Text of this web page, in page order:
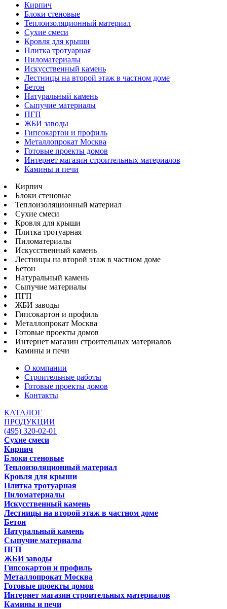
Кирпич
Блоки стеновые
Теплоизоляционный материал
Сухие смеси
Кровля для крыши
Плитка тротуарная
Пиломатериалы
Искусственный камень
Лестницы на второй этаж в частном доме
Бетон
Натуральный камень
Сыпучие материалы
ПГП
ЖБИ заводы
Гипсокартон и профиль
Металлопрокат Москва
Готовые проекты домов
Интернет магазин строительных материалов
Камины и печи
Кирпич
Блоки стеновые
Теплоизоляционный материал
Сухие смеси
Кровля для крыши
Плитка тротуарная
Пиломатериалы
Искусственный камень
Лестницы на второй этаж в частном доме
Бетон
Натуральный камень
Сыпучие материалы
ПГП
ЖБИ заводы
Гипсокартон и профиль
Металлопрокат Москва
Готовые проекты домов
Интернет магазин строительных материалов
Камины и печи
О компании
Строительные работы
Готовые проекты домов
Контакты
КАТАЛОГ
ПРОДУКЦИИ
(495) 320-02-01
Сухие смеси
Кирпич
Блоки стеновые
Теплоизоляционный материал
Кровля для крыши
Плитка тротуарная
Пиломатериалы
Искусственный камень
Лестницы на второй этаж в частном доме
Бетон
Натуральный камень
Сыпучие материалы
ПГП
ЖБИ заводы
Гипсокартон и профиль
Металлопрокат Москва
Готовые проекты домов
Интернет магазин строительных материалов
Камины и печи